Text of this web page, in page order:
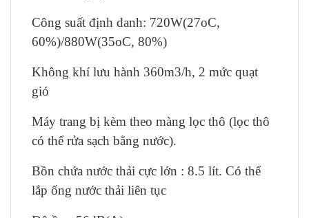
Công suất định danh: 720W(27oC,
60%)/880W(35oC, 80%)
Không khí lưu hành 360m3/h, 2 mức quạt
gió
Máy trang bị kèm theo màng lọc thô (lọc thô
có thể rửa sạch bằng nước).
Bồn chứa nước thải cực lớn : 8.5 lít. Có thể
lắp ống nước thải liên tục